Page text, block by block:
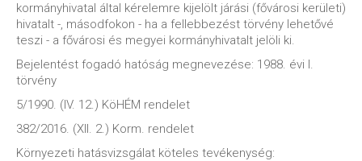
kormányhivatal által kérelemre kijelölt járási (fővárosi kerületi)
hivatalt -, másodfokon - ha a fellebbezést törvény lehetővé
teszi - a fővárosi és megyei kormányhivatalt jelöli ki.
Bejelentést fogadó hatóság megnevezése: 1988. évi I.
törvény
5/1990. (IV. 12.) KöHÉM rendelet
382/2016. (XII. 2.) Korm. rendelet
Környezeti hatásvizsgálat köteles tevékenység: